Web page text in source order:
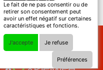
droit réservé
nous
Le fait de ne pas consentir ou de
retirer son consentement peut
avoir un effet négatif sur certaines
caractéristiques et fonctions.
J'accepte Je refuse
Préférences